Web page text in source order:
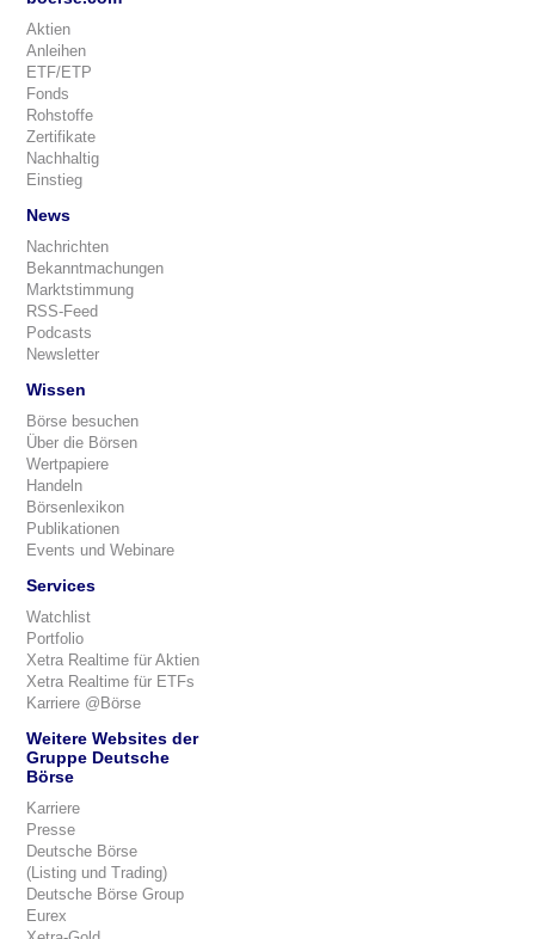
Aktien
Anleihen
ETF/ETP
Fonds
Rohstoffe
Zertifikate
Nachhaltig
Einstieg
News
Nachrichten
Bekanntmachungen
Marktstimmung
RSS-Feed
Podcasts
Newsletter
Wissen
Börse besuchen
Über die Börsen
Wertpapiere
Handeln
Börsenlexikon
Publikationen
Events und Webinare
Services
Watchlist
Portfolio
Xetra Realtime für Aktien
Xetra Realtime für ETFs
Karriere @Börse
Weitere Websites der
Gruppe Deutsche
Börse
Karriere
Presse
Deutsche Börse
(Listing und Trading)
Deutsche Börse Group
Eurex